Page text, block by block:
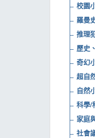
校園
羅曼
推理
歷史
奇幻
超自
自然
科學/
家庭
社會